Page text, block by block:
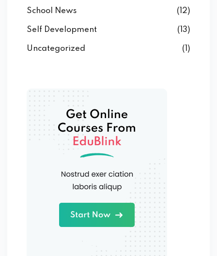
School News (12)
Self Development (13)
Uncategorized (1)